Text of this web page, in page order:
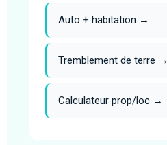
Auto + habitation →
Tremblement de terre →
Calculateur prop/loc →